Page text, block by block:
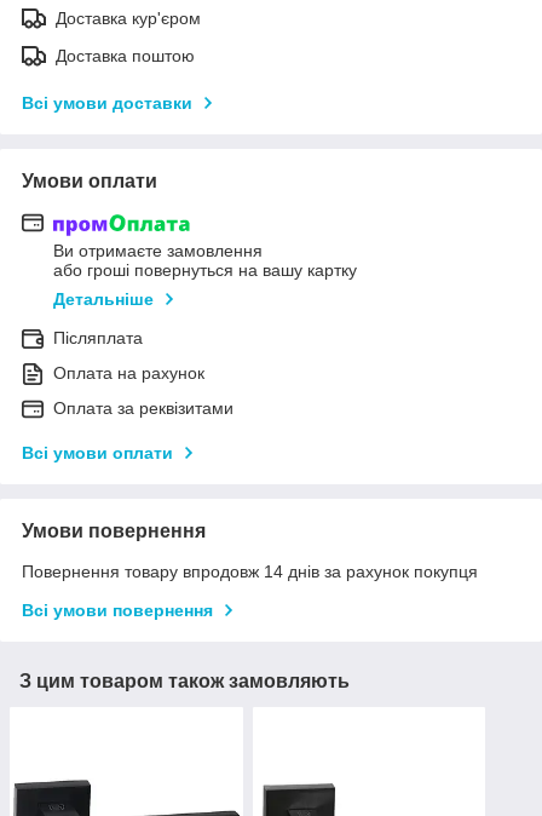
Доставка кур'єром
Доставка поштою
Всі умови доставки
Умови оплати
Ви отримаєте замовлення
або гроші повернуться на вашу картку
Детальніше
Післяплата
Оплата на рахунок
Оплата за реквізитами
Всі умови оплати
Умови повернення
Повернення товару впродовж 14 днів за рахунок покупця
Всі умови повернення
З цим товаром також замовляють